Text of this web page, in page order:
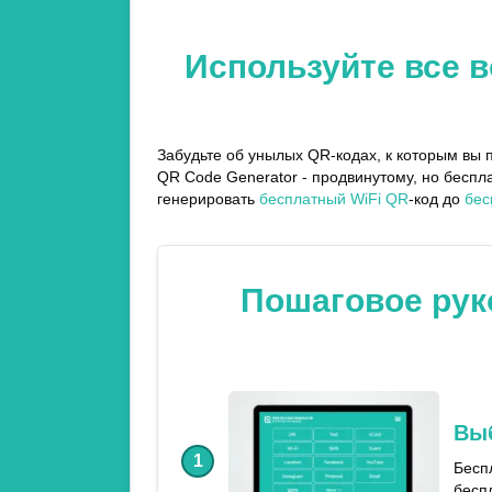
Используйте все
Забудьте об унылых QR-кодах, к которым
QR Code Generator - продвинутому, но
генерировать бесплатный WiFi QR-код до
Пошаговое
1